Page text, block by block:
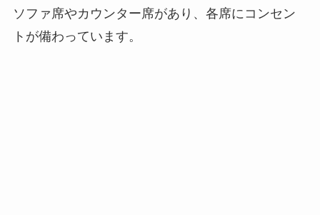
ソファ席やカウンター席があり、各席にコンセン
トが備わっています。